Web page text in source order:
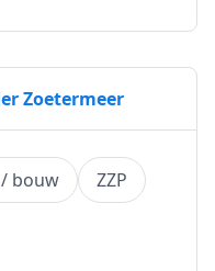
Zoetermeer
bouw
ZZP